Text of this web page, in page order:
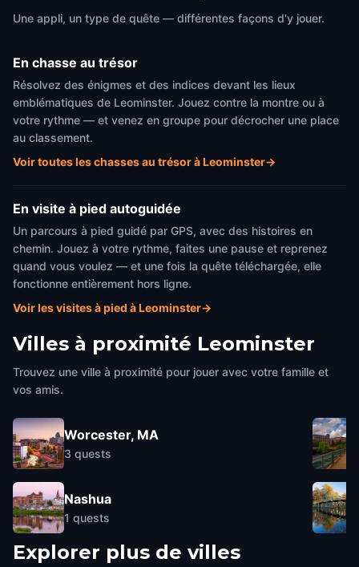
Une appli, un type de quête — différentes façons d'y jouer.
En chasse au trésor
Résolvez des énigmes et des indices devant les lieux
emblématiques de Leominster. Jouez contre la montre ou à
votre rythme — et venez en groupe pour décrocher une place
au classement.
Voir toutes les chasses au trésor à Leominster→
En visite à pied autoguidée
Un parcours à pied guidé par GPS, avec des histoires en
chemin. Jouez à votre rythme, faites une pause et reprenez
quand vous voulez — et une fois la quête téléchargée, elle
fonctionne entièrement hors ligne.
Voir les visites à pied à Leominster→
Villes à proximité Leominster
Trouvez une ville à proximité pour jouer avec votre famille et
vos amis.
Worcester, MA
3 quests
Nashua
1 quests
Explorer plus de villes